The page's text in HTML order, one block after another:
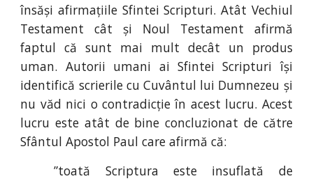
însăși afirmațiile Sfintei Scripturi. Atât Vechiul
Testament cât și Noul Testament afirmă
faptul că sunt mai mult decât un produs
uman. Autorii umani ai Sfintei Scripturi își
identifică scrierile cu Cuvântul lui Dumnezeu și
nu văd nici o contradicție în acest lucru. Acest
lucru este atât de bine concluzionat de către
Sfântul Apostol Paul care afirmă că:
”toată Scriptura este insuflată de